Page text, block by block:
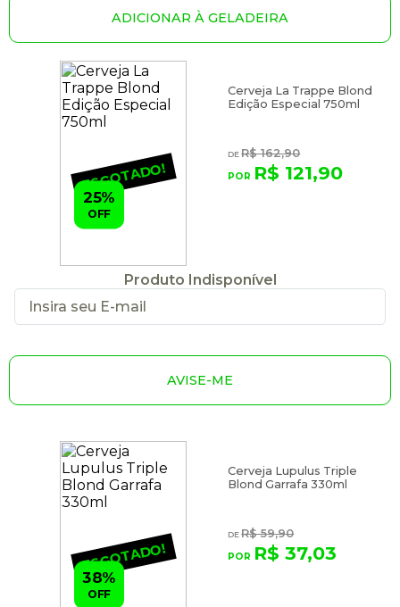
ADICIONAR À GELADEIRA
ESGOTADO!
Cerveja La Trappe Blond
Edição Especial 750ml
R$ 162,90
R$ 121,90
25%
OFF
Produto Indisponível
AVISE-ME
ESGOTADO!
Cerveja Lupulus Triple
Blond Garrafa 330ml
R$ 59,90
R$ 37,03
38%
OFF